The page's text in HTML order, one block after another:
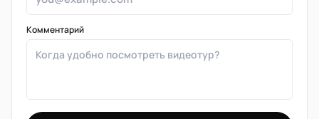
Комментарий